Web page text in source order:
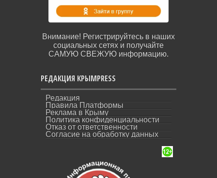
Внимание! Регистрируйтесь в наших
социальных сетях и получайте
САМУЮ СВЕЖУЮ информацию.
РЕДАКЦИЯ КРЫМPRESS
Редакция
Правила Платформы
Реклама в Крыму
Политика конфиденциальности
Отказ от ответственности
Согласие на обработку данных